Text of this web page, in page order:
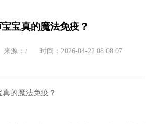
宝真的魔法免疫？
来源：/ 时间：2026-04-22 08:08:07
的魔法免疫？